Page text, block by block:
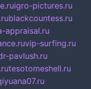
igro-pictures.ru
blackcountess.ru
appraisal.ru
vip-surfing.ru
pavlush.ru
tesotomeshell.ru